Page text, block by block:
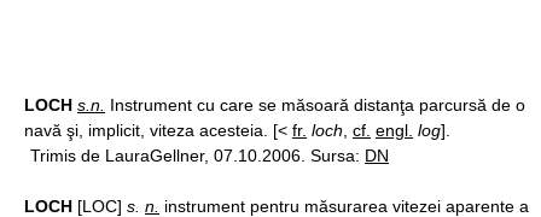
LOCH s.n. Instrument cu care se măsoară distanţa parcursă de o
navă şi, implicit, viteza acesteia. [< fr. loch cf. engl. log].
Trimis de LauraGellner, 07.10.2006. Sursa: DN
LOCH [LOC] s. n. instrument pentru măsurarea vitezei aparente a